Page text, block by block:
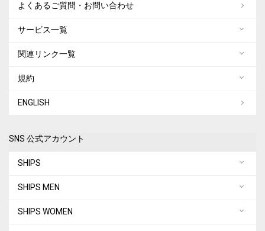
よくあるご質問・お問い合わせ
サービス一覧
関連リンク一覧
規約
ENGLISH
SNS 公式アカウント
SHIPS
SHIPS MEN
SHIPS WOMEN